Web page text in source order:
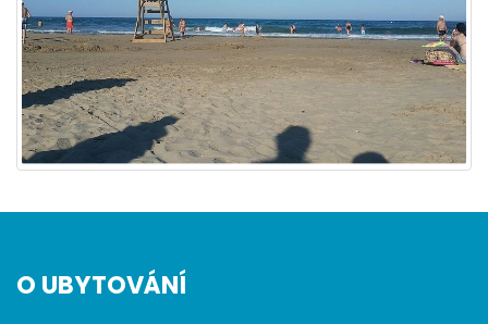
O UBYTOVÁNÍ